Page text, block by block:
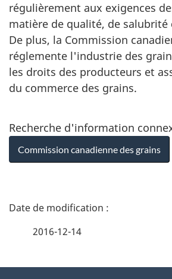
régulièrement aux exigences
matière de qualité, de
De plus, la Commission
réglemente l'industrie des
les droits des producteurs et
du commerce des grains.
Recherche d'information
Commission canadienne des grains
D
2016-12-14